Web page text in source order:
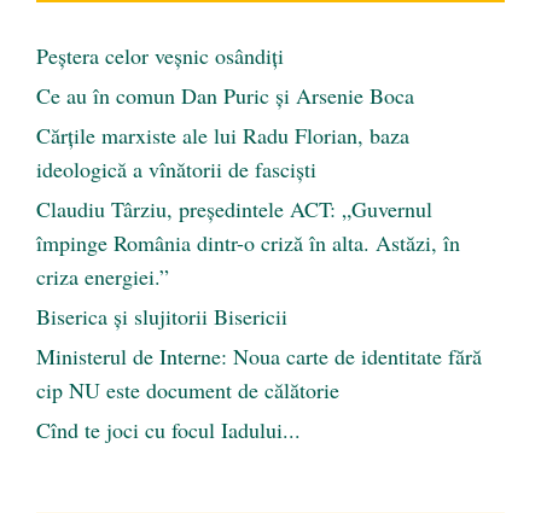
Peştera celor veşnic osândiţi
Ce au în comun Dan Puric şi Arsenie Boca
Cărţile marxiste ale lui Radu Florian, baza
ideologică a vînătorii de fascişti
Claudiu Târziu, președintele ACT: „Guvernul
împinge România dintr-o criză în alta. Astăzi, în
criza energiei.”
Biserica și slujitorii Bisericii
Ministerul de Interne: Noua carte de identitate fără
cip NU este document de călătorie
Cînd te joci cu focul Iadului...